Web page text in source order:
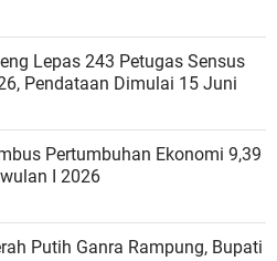
Lepas 243 Petugas Sensus
Pendataan Dimulai 15 Juni
Pertumbuhan Ekonomi 9,39
I 2026
Putih Ganra Rampung, Bupati